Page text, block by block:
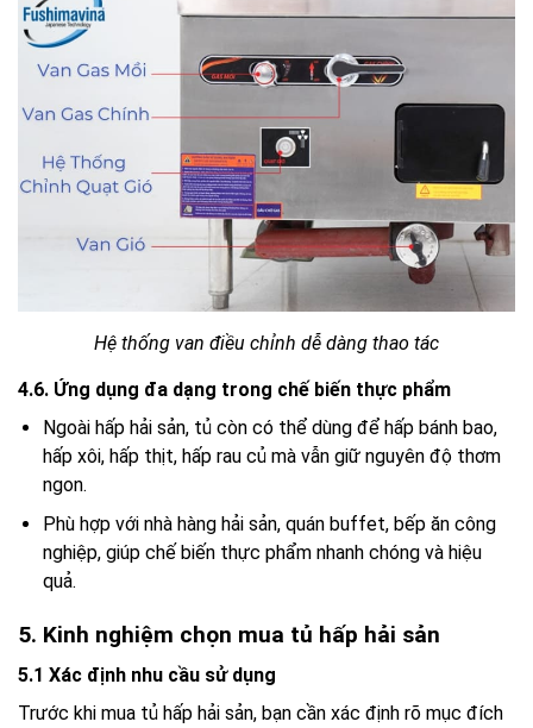
Hệ thống van điều chỉnh dễ dàng thao tác
4.6. Ứng dụng đa dạng trong chế biến thực phẩm
Ngoài hấp hải sản, tủ còn có thể dùng để hấp bánh bao,
hấp xôi, hấp thịt, hấp rau củ mà vẫn giữ nguyên độ thơm
ngon.
Phù hợp với nhà hàng hải sản, quán buffet, bếp ăn công
nghiệp, giúp chế biến thực phẩm nhanh chóng và hiệu
quả.
5. Kinh nghiệm chọn mua tủ hấp hải sản
5.1 Xác định nhu cầu sử dụng
Trước khi mua tủ hấp hải sản, bạn cần xác định rõ mục đích